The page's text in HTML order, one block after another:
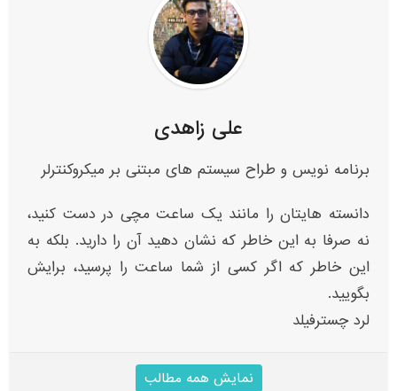
علی زاهدی
برنامه نویس و طراح سیستم های مبتنی بر میکروکنترلر
دانسته هایتان را مانند یک ساعت مچی در دست کنید،
نه صرفا به این خاطر که نشان دهید آن را دارید. بلکه به
این خاطر که اگر کسی از شما ساعت را پرسید، برایش
بگویید.
لرد چسترفیلد
نمایش همه مطالب